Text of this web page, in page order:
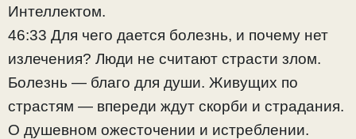
Интеллектом.
46:33 Для чего дается болезнь, и почему нет
излечения? Люди не считают страсти злом.
Болезнь — благо для души. Живущих по
страстям — впереди ждут скорби и страдания.
О душевном ожесточении и истреблении.